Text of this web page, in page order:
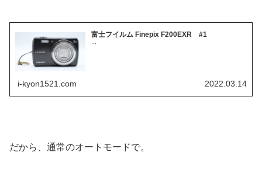
富士フイルム Finepix F200EXR #1
i-kyon1521.com 2022.03.14
だから、通常のオートモードで。